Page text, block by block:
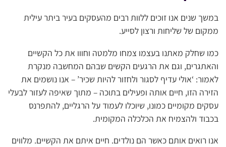
במשך שנים אנו זוכים ללוות רבים מהעסקים בעיר ביתר עילית
ממקום של שליחות ורצון לסייע.
כמו שחלק מאתנו בעצמו צמחו מלמטה וחווו את כל הקשיים
והאתגרים, וגם את הרגעים הקשים שבהם המחשבה מנקרת
לאמור: ‘אולי עדיף לסגור ולחזור להיות שכיר’ – אנו נושמים את
הזירה הזו, חיים אותה ופעילים בתוכה – מתוך שאיפה לעזור לבעלי
עסקים מקומיים כמונו, שיוכלו לעמוד על הרגליים, להתפרנס
בכבוד ולהצמיח את הכלכלה המקומית.
אנו רואים אותם כאשר הם נולדים. חיים איתם את הקשיים. מלווים